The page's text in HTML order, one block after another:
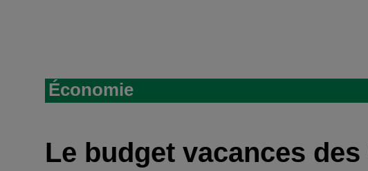
Économie
Le budget vacances